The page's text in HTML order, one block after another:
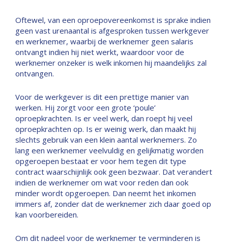
Oftewel, van een oproepovereenkomst is sprake indien
geen vast urenaantal is afgesproken tussen werkgever
en werknemer, waarbij de werknemer geen salaris
ontvangt indien hij niet werkt, waardoor voor de
werknemer onzeker is welk inkomen hij maandelijks zal
ontvangen.
Voor de werkgever is dit een prettige manier van
werken. Hij zorgt voor een grote ‘poule’
oproepkrachten. Is er veel werk, dan roept hij veel
oproepkrachten op. Is er weinig werk, dan maakt hij
slechts gebruik van een klein aantal werknemers. Zo
lang een werknemer veelvuldig en gelijkmatig worden
opgeroepen bestaat er voor hem tegen dit type
contract waarschijnlijk ook geen bezwaar. Dat verandert
indien de werknemer om wat voor reden dan ook
minder wordt opgeroepen. Dan neemt het inkomen
immers af, zonder dat de werknemer zich daar goed op
kan voorbereiden.
Om dit nadeel voor de werknemer te verminderen is